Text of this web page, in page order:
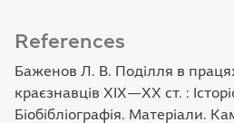
References
Баженов Л. В. Поділля в працях
краєзнавців ХІХ―ХХ ст. :
Біобібліографія. Матеріали.